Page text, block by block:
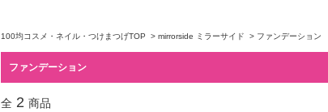
100均コスメ・ネイル・つけまつげTOP > mirrorside ミラーサイド > ファンデーション
ファンデーション
全 2 商品